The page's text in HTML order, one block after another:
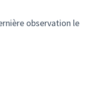
observation le